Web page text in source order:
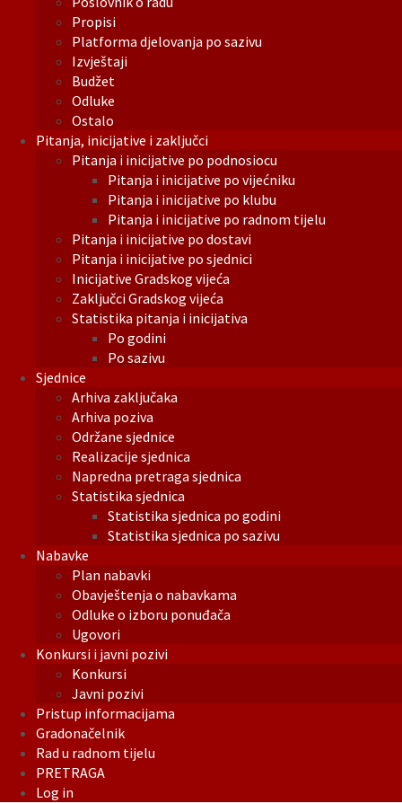
Propisi
Platforma djelovanja po sazivu
Izvještaji
Budžet
Odluke
Ostalo
Pitanja, inicijative i zaključci
Pitanja i inicijative po podnosiocu
Pitanja i inicijative po vijećniku
Pitanja i inicijative po klubu
Pitanja i inicijative po radnom tijelu
Pitanja i inicijative po dostavi
Pitanja i inicijative po sjednici
Inicijative Gradskog vijeća
Zaključci Gradskog vijeća
Statistika pitanja i inicijativa
Po godini
Po sazivu
Sjednice
Arhiva zaključaka
Arhiva poziva
Održane sjednice
Realizacije sjednica
Napredna pretraga sjednica
Statistika sjednica
Statistika sjednica po godini
Statistika sjednica po sazivu
Nabavke
Plan nabavki
Obavještenja o nabavkama
Odluke o izboru ponuđača
Ugovori
Konkursi i javni pozivi
Konkursi
Javni pozivi
Pristup informacijama
Gradonačelnik
Rad u radnom tijelu
PRETRAGA
Log in